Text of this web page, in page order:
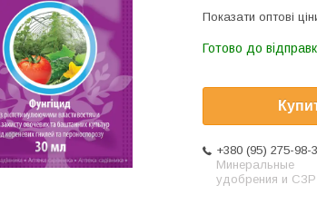
Показати оптові
Готово до
+380 (95) 275-98-
Минеральные
удобрения и СЗР